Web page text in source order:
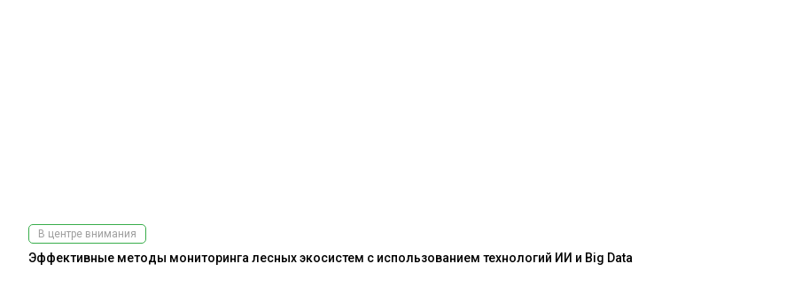
В центре внимания
Эффективные методы мониторинга лесных экосистем с использованием технологий ИИ и Big Data